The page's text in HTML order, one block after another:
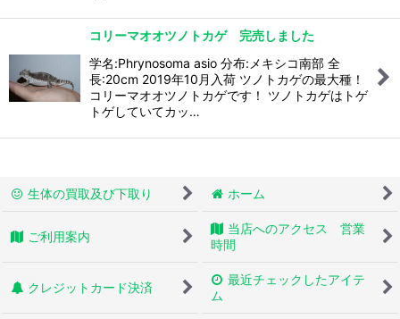
コリーマオオツノトカゲ 完売しました
学名:Phrynosoma asio 分布:メキシコ南部 全
長:20cm 2019年10月入荷 ツノトカゲの最大種！
コリーマオオツノトカゲです！ ツノトカゲはトゲ
トゲしていてカッ…
生体の買取及び下取り ホーム
ご利用案内
当店へのアクセス 営業
時間
クレジットカード決済
最近チェックしたアイテ
ム